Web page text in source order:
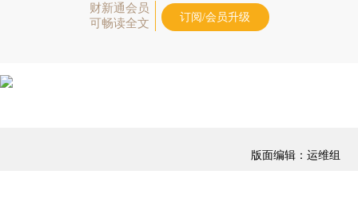
财新通会员
可畅读全文
订阅/会员升级
版面编辑：运维组